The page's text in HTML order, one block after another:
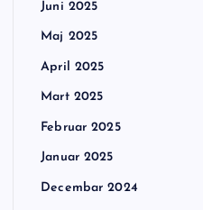
Juni 2025
Maj 2025
April 2025
Mart 2025
Februar 2025
Januar 2025
Decembar 2024